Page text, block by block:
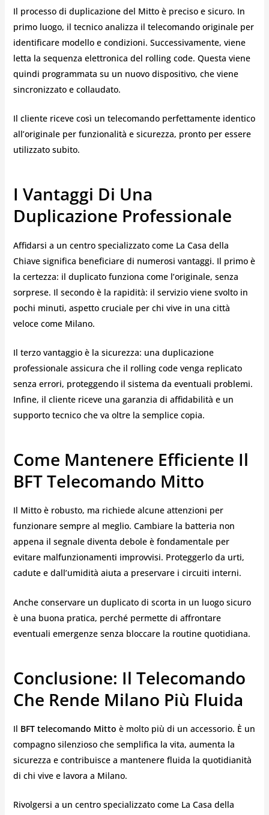
Il processo di duplicazione del Mitto è preciso e sicuro. In
primo luogo, il tecnico analizza il telecomando originale per
identificare modello e condizioni. Successivamente, viene
letta la sequenza elettronica del rolling code. Questa viene
quindi programmata su un nuovo dispositivo, che viene
sincronizzato e collaudato.
Il cliente riceve così un telecomando perfettamente identico
all’originale per funzionalità e sicurezza, pronto per essere
utilizzato subito.
I Vantaggi Di Una
Duplicazione Professionale
Affidarsi a un centro specializzato come La Casa della
Chiave significa beneficiare di numerosi vantaggi. Il primo è
la certezza: il duplicato funziona come l’originale, senza
sorprese. Il secondo è la rapidità: il servizio viene svolto in
pochi minuti, aspetto cruciale per chi vive in una città
veloce come Milano.
Il terzo vantaggio è la sicurezza: una duplicazione
professionale assicura che il rolling code venga replicato
senza errori, proteggendo il sistema da eventuali problemi.
Infine, il cliente riceve una garanzia di affidabilità e un
supporto tecnico che va oltre la semplice copia.
Come Mantenere Efficiente Il
BFT Telecomando Mitto
Il Mitto è robusto, ma richiede alcune attenzioni per
funzionare sempre al meglio. Cambiare la batteria non
appena il segnale diventa debole è fondamentale per
evitare malfunzionamenti improvvisi. Proteggerlo da urti,
cadute e dall’umidità aiuta a preservare i circuiti interni.
Anche conservare un duplicato di scorta in un luogo sicuro
è una buona pratica, perché permette di affrontare
eventuali emergenze senza bloccare la routine quotidiana.
Conclusione: Il Telecomando
Che Rende Milano Più Fluida
Il BFT telecomando Mitto è molto più di un accessorio. È un
compagno silenzioso che semplifica la vita, aumenta la
sicurezza e contribuisce a mantenere fluida la quotidianità
di chi vive e lavora a Milano.
Rivolgersi a un centro specializzato come La Casa della